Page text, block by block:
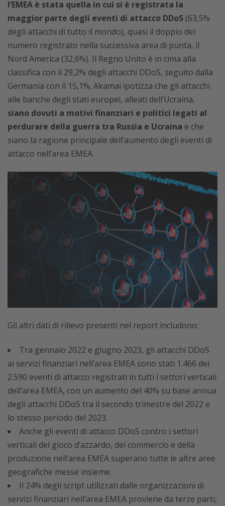
l’EMEA è stata quella in cui si è registrata la
maggior parte degli eventi di attacco DDoS (63,5%
degli attacchi di tutto il mondo), quasi il doppio del
numero registrato nella successiva area di punta, il
Nord America (32,6%). Il Regno Unito è in cima alla
classifica con il 29,2% degli attacchi DDoS, seguito dalla
Germania con il 15,1%. Akamai ipotizza che gli attacchi
alle banche degli stati europei, alleati dell’Ucraina,
siano dovuti a motivi finanziari e politici legati al
perdurare della guerra tra Russia e Ucraina e che
siano la ragione principale dell’aumento degli eventi di
attacco nell’area EMEA.
Gli altri dati di rilievo presenti nel report includono:
Tra gennaio 2022 e giugno 2023, gli attacchi DDoS
ai servizi finanziari nell’area EMEA sono stati 1.466 dei
2.590 eventi di attacco registrati in tutti i settori verticali
dell’area EMEA, con un aumento del 40% su base annua
degli attacchi DDoS tra il secondo trimestre del 2022 e
lo stesso periodo del 2023.
Anche gli eventi di attacco DDoS contro i settori
verticali del gioco d’azzardo, del commercio e della
produzione nell’area EMEA superano tutte le altre aree
geografiche messe insieme.
Il 24% degli script utilizzati dalle organizzazioni di
servizi finanziari nell’area EMEA proviene da terze parti,